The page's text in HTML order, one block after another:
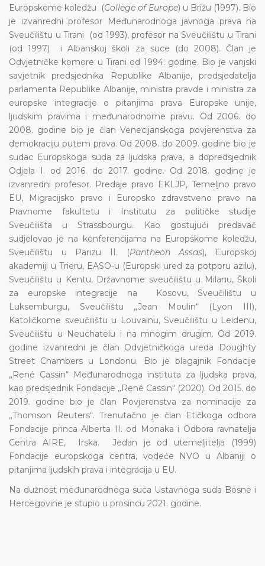
Europskome koledžu (College of Europe) u Brižu (1997). Bio
je izvanredni profesor Međunarodnoga javnoga prava na
Sveučilištu u Tirani (od 1993), profesor na Sveučilištu u Tirani
(od 1997) i Albanskoj školi za suce (do 2008). Član je
Odvjetničke komore u Tirani od 1994. godine. Bio je vanjski
savjetnik predsjednika Republike Albanije, predsjedatelja
parlamenta Republike Albanije, ministra pravde i ministra za
europske integracije o pitanjima prava Europske unije,
ljudskim pravima i međunarodnome pravu. Od 2006. do
2008. godine bio je član Venecijanskoga povjerenstva za
demokraciju putem prava. Od 2008. do 2009. godine bio je
sudac Europskoga suda za ljudska prava, a dopredsjednik
Odjela I. od 2016. do 2017. godine. Od 2018. godine je
izvanredni profesor. Predaje pravo EKLJP, Temeljno pravo
EU, Migracijsko pravo i Europsko zdravstveno pravo na
Pravnome fakultetu i Institutu za političke studije
Sveučilišta u Strassbourgu. Kao gostujući predavač
sudjelovao je na konferencijama na Europskome koledžu,
Sveučilištu u Parizu II. (Pantheon Assas), Europskoj
akademiji u Trieru, EASO-u (Europski ured za potporu azilu),
Sveučilištu u Kentu, Državnome sveučilištu u Milanu, Školi
za europske integracije na Kosovu, Sveučilištu u
Luksemburgu, Sveučilištu „Jean Moulin“ (Lyon III),
Katoličkome sveučilištu u Louvainu, Sveučilištu u Leidenu,
Sveučilištu u Neuchatelu i na mnogim drugim. Od 2019.
godine izvanredni je član Odvjetničkoga ureda Doughty
Street Chambers u Londonu. Bio je blagajnik Fondacije
„René Cassin“ Međunarodnoga instituta za ljudska prava,
kao predsjednik Fondacije „René Cassin“ (2020). Od 2015. do
2019. godine bio je član Povjerenstva za nominacije za
„Thomson Reuters“. Trenutačno je član Etičkoga odbora
Fondacije princa Alberta II. od Monaka i Odbora ravnatelja
Centra AIRE, Irska. Jedan je od utemeljitelja (1999)
Fondacije europskoga centra, vodeće NVO u Albaniji o
pitanjima ljudskih prava i integracija u EU.
Na dužnost međunarodnoga suca Ustavnoga suda Bosne i
Hercegovine je stupio u prosincu 2021. godine.